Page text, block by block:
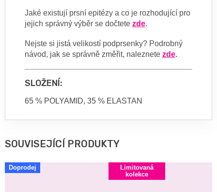
Jaké existují prsní epitézy a co je rozhodující pro
jejich správný výběr se dočtete zde.
Nejste si jistá velikostí podprsenky? Podrobný
návod, jak se správně změřit, naleznete zde.
SLOŽENÍ:
65 % POLYAMID, 35 % ELASTAN
SOUVISEJÍCÍ PRODUKTY
Doprodej
Limitovaná
kolekce